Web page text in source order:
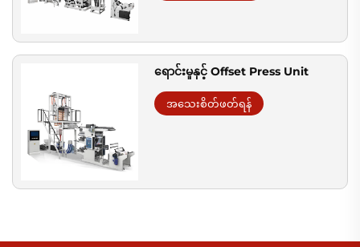
ရောင်းမှုနှင့် Offset Press Unit
အသေးစိတ်ဖတ်ရန်